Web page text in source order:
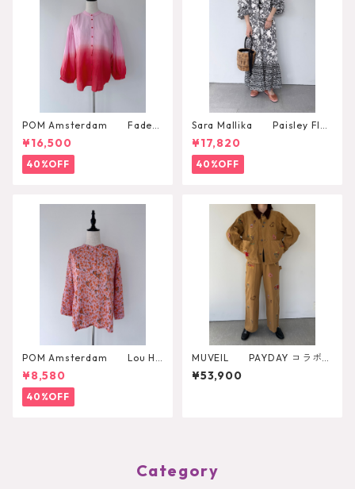
POM Amsterdam Faded
Scarlet Red Blouse
¥16,500
40%OFF
Sara Mallika Paisley Flo
wer Print Dress
¥17,820
40%OFF
POM Amsterdam Lou He
art to Heart Blouse
¥8,580
40%OFF
MUVEIL PAYDAY コラボパ
ンツ MA262FP701
¥53,900
Category